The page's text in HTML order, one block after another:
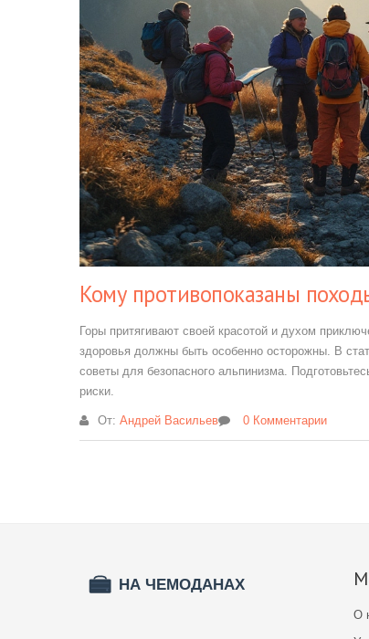
Кому противопоказаны
Горы притягивают своей красотой и духом
здоровья должны быть особенно осторожны. В
советы для безопасного альпинизма.
риски.
От: Андрей Васильев 0 Комментарии
О